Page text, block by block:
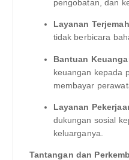
pengobatan, dan
Layanan
tidak berbicara
Bantuan
keuangan kepada
membayar
Layanan
dukungan sosial
keluarganya.
Tantangan dan